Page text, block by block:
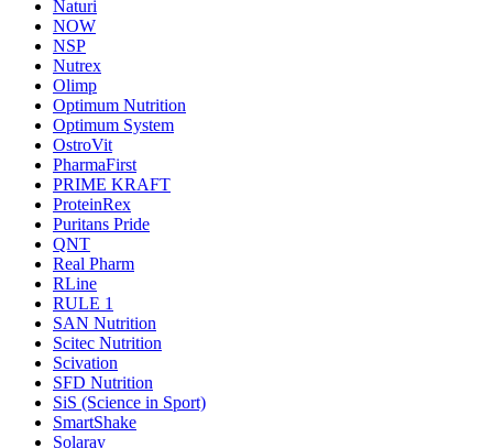
Naturi
NOW
NSP
Nutrex
Olimp
Optimum Nutrition
Optimum System
OstroVit
PharmaFirst
PRIME KRAFT
ProteinRex
Puritans Pride
QNT
Real Pharm
RLine
RULE 1
SAN Nutrition
Scitec Nutrition
Scivation
SFD Nutrition
SiS (Science in Sport)
SmartShake
Solaray